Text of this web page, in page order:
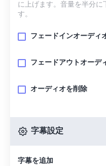
に上げます。音量を半分
す。
フェードインオーディ
フェードアウトオーデ
オーディオを削除
字幕設定
字幕を追加